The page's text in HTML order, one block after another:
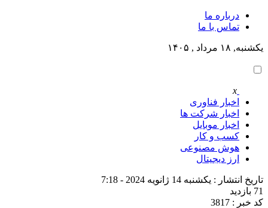
درباره ما
تماس با ما
یکشنبه, ۱۸ مرداد , ۱۴۰۵
x
اخبار فناوری
اخبار شرکت ها
اخبار موبایل
کسب و کار
هوش مصنوعی
ارز دیجیتال
تاریخ انتشار : یکشنبه 14 ژانویه 2024 - 7:18
71 بازدید
کد خبر : 3817